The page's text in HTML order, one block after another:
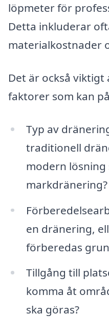
löpmeter för
Detta inkluderar
materialkostnader
Det är också
faktorer som kan
Typ av
traditionell
modern lösning
markdränering?
en dränering,
förberedas
Tillgång till
komma åt
ska göras?